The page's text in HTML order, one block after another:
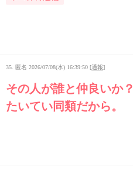
35. 匿名 2026/07/08(水) 16:39:50 [通報]
その人が誰と仲良いか？
たいてい同類だから。